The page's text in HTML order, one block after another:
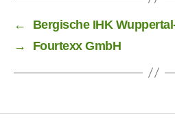
←
Bergische IHK
→
Fourtexx GmbH